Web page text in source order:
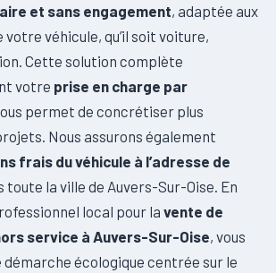
et sans engagement, adaptée aux
véhicule, qu’il soit voiture,
Cette solution complète
votre prise en charge par
permet de concrétiser plus
Nous assurons également
frais du véhicule à l’adresse de
toute la ville de Auvers-Sur-Oise. En
local pour la vente de
service à Auvers-Sur-Oise, vous
écologique centrée sur le